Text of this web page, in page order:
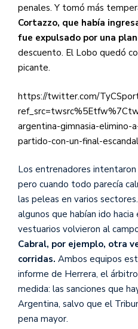
penales. Y tomó más
Cortazzo, que había
fue expulsado por una
descuento. El Lobo quedó
picante.
https://twitter.com/
argentina-gimnasia-elimino-
partido-con-un-final-
Los entrenadores
pero cuando todo parecía
las peleas en varios
algunos que habían ido
vestuarios volvieron al
Cabral, por ejemplo, otra
corridas. Ambos equipos
informe de Herrera, el
medida: las sanciones que
Argentina, salvo que el
pena mayor.